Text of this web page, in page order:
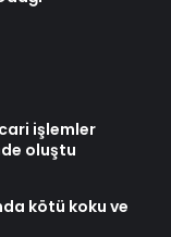
cari işlemler
oluştu
kötü koku ve